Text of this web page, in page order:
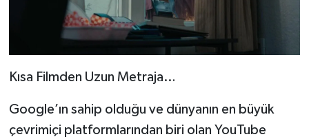
Kısa Filmden Uzun Metraja…
Google’ın sahip olduğu ve dünyanın en büyük
çevrimiçi platformlarından biri olan YouTube